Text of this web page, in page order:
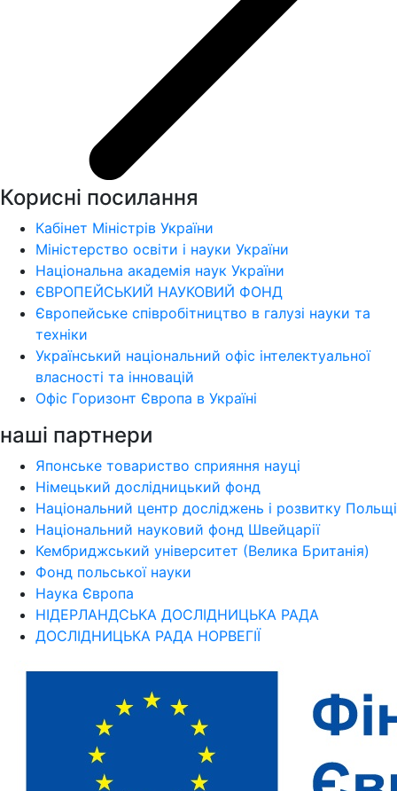
Корисні посилання
Кабінет Міністрів України
Міністерство освіти і науки України
Національна академія наук України
ЄВРОПЕЙСЬКИЙ НАУКОВИЙ ФОНД
Європейське співробітництво в галузі науки та
техніки
Український національний офіс інтелектуальної
власності та інновацій
Офіс Горизонт Європа в Україні
наші партнери
Японське товариство сприяння науці
Німецький дослідницький фонд
Національний центр досліджень і розвитку Польщі
Національний науковий фонд Швейцарії
Кембриджський університет (Велика Британія)
Фонд польської науки
Наука Європа
НІДЕРЛАНДСЬКА ДОСЛІДНИЦЬКА РАДА
ДОСЛІДНИЦЬКА РАДА НОРВЕГІЇ